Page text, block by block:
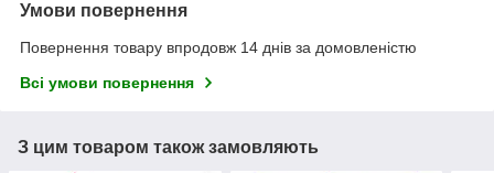
Умови повернення
Повернення товару впродовж 14 днів за домовленістю
Всі умови повернення
З цим товаром також замовляють